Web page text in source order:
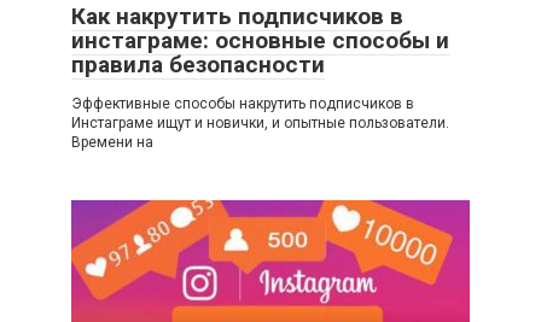
Как накрутить подписчиков в
инстаграме: основные способы и
правила безопасности
Эффективные способы накрутить подписчиков в
Инстаграме ищут и новички, и опытные пользователи.
Времени на